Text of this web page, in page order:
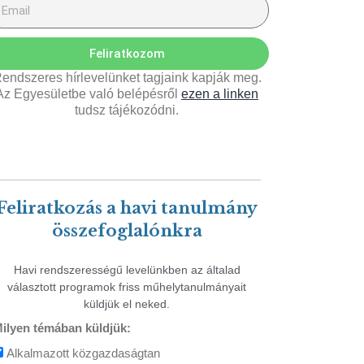
Feliratkozom
hírlevelünket tagjaink kapják meg.
Egyesületbe való belépésről ezen a linken
tudsz tájékozódni.
a havi tanulmány
összefoglalónkra
Havi rendszerességű levelünkben az általad
választott programok friss műhelytanulmányait
küldjük el neked.
témában küldjük:
Alkalmazott közgazdaságtan